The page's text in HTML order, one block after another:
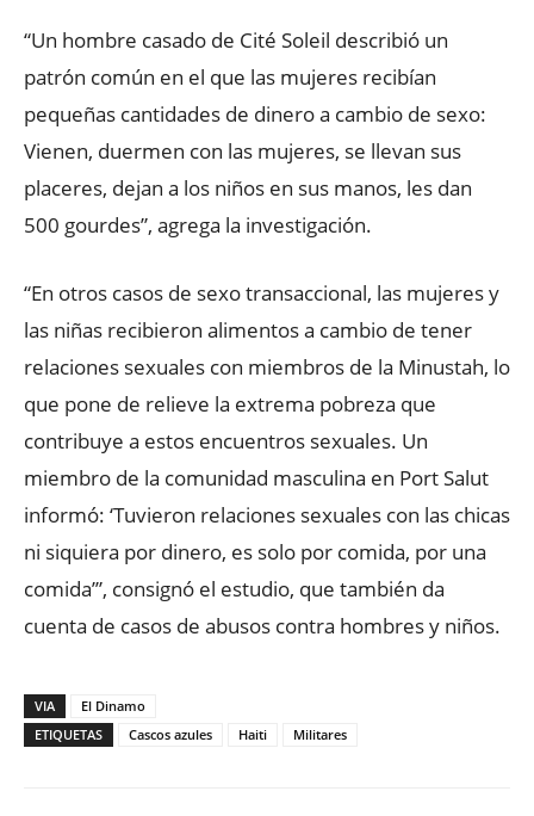
“Un hombre casado de Cité Soleil describió un
patrón común en el que las mujeres recibían
pequeñas cantidades de dinero a cambio de sexo:
Vienen, duermen con las mujeres, se llevan sus
placeres, dejan a los niños en sus manos, les dan
500 gourdes”, agrega la investigación.
“En otros casos de sexo transaccional, las mujeres y
las niñas recibieron alimentos a cambio de tener
relaciones sexuales con miembros de la Minustah, lo
que pone de relieve la extrema pobreza que
contribuye a estos encuentros sexuales. Un
miembro de la comunidad masculina en Port Salut
informó: ‘Tuvieron relaciones sexuales con las chicas
ni siquiera por dinero, es solo por comida, por una
comida’”, consignó el estudio, que también da
cuenta de casos de abusos contra hombres y niños.
VIA
El Dinamo
ETIQUETAS
Cascos azules Haiti Militares